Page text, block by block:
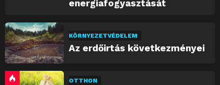
energiafogyasztását
KÖRNYEZETVÉDELEM
Az erdőirtás következményei
OTTHON